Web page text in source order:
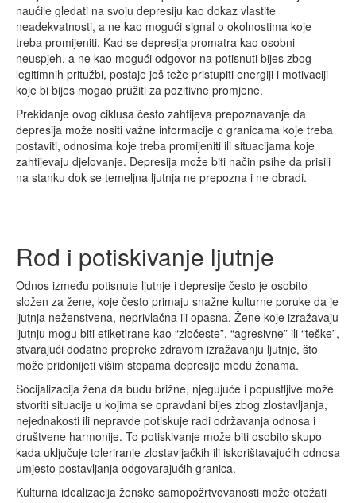
naučile gledati na svoju depresiju kao dokaz vlastite
neadekvatnosti, a ne kao mogući signal o okolnostima koje
treba promijeniti. Kad se depresija promatra kao osobni
neuspjeh, a ne kao mogući odgovor na potisnuti bijes zbog
legitimnih pritužbi, postaje još teže pristupiti energiji i motivaciji
koje bi bijes mogao pružiti za pozitivne promjene.
Prekidanje ovog ciklusa često zahtijeva prepoznavanje da
depresija može nositi važne informacije o granicama koje treba
postaviti, odnosima koje treba promijeniti ili situacijama koje
zahtijevaju djelovanje. Depresija može biti način psihe da prisili
na stanku dok se temeljna ljutnja ne prepozna i ne obradi.
Rod i potiskivanje ljutnje
Odnos između potisnute ljutnje i depresije često je osobito
složen za žene, koje često primaju snažne kulturne poruke da je
ljutnja neženstvena, neprivlačna ili opasna. Žene koje izražavaju
ljutnju mogu biti etiketirane kao “zločeste”, “agresivne” ili “teške”,
stvarajući dodatne prepreke zdravom izražavanju ljutnje, što
može pridonijeti višim stopama depresije među ženama.
Socijalizacija žena da budu brižne, njegujuće i popustljive može
stvoriti situacije u kojima se opravdani bijes zbog zlostavljanja,
nejednakosti ili nepravde potiskuje radi održavanja odnosa i
društvene harmonije. To potiskivanje može biti osobito skupo
kada uključuje toleriranje zlostavljačkih ili iskorištavajućih odnosa
umjesto postavljanja odgovarajućih granica.
Kulturna idealizacija ženske samopožrtvovanosti može otežati